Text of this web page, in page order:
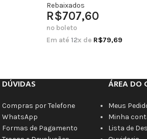
Rebaixados
R$707,60
no boleto
Em até 12x de R$79,69
DÚVIDAS
Compras por Telefone
WhatsApp
Formas de Pagamento
ÁREA DO
Meus
Minha
Lista de